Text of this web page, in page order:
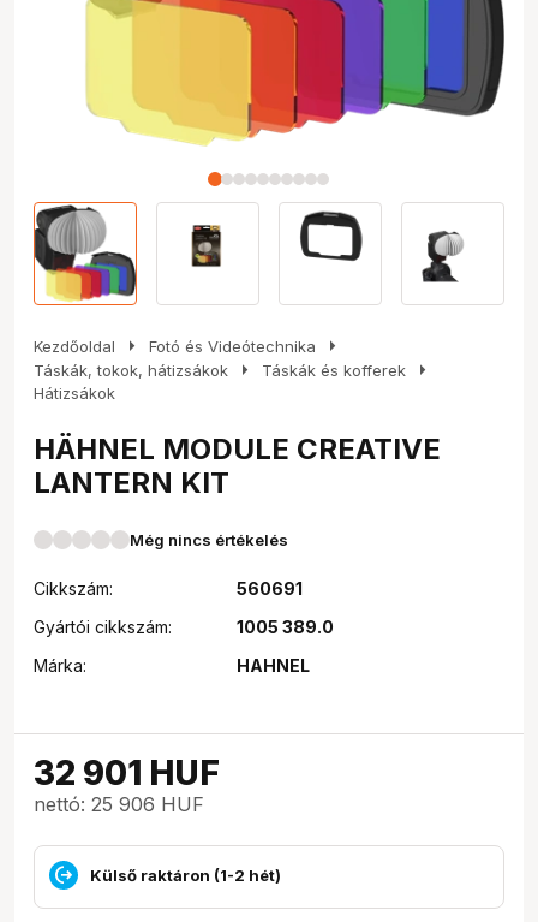
Kezdőoldal arrow_right Fotó és Videótechnika arrow_right
Táskák, tokok, hátizsákok arrow_right Táskák és kofferek arrow_right
Hátizsákok
HÄHNEL MODULE CREATIVE
LANTERN KIT
Még nincs értékelés
Cikkszám:
560691
Gyártói cikkszám:
1005 389.0
Márka:
HAHNEL
32 901 HUF
nettó: 25 906 HUF
Külső raktáron (1-2 hét)